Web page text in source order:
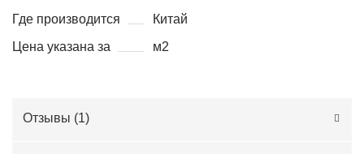
Где производится
Китай
Цена указана за
м2
Отзывы (1)